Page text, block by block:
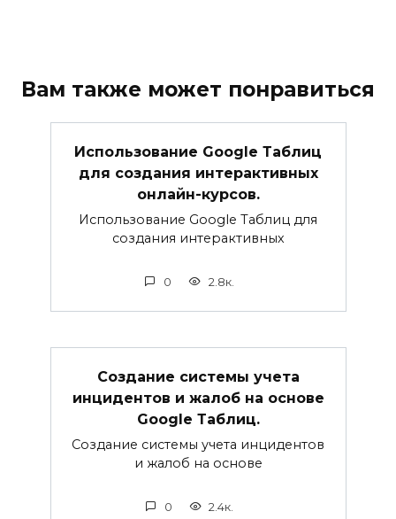
Вам также может понравиться
Использование Google Таблиц
для создания интерактивных
онлайн-курсов.
Использование Google Таблиц для
создания интерактивных
0 2.8к.
Создание системы учета
инцидентов и жалоб на основе
Google Таблиц.
Создание системы учета инцидентов
и жалоб на основе
0 2.4к.